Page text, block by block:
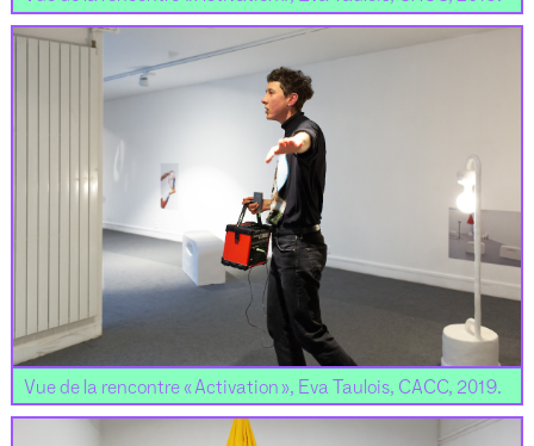
Vue de la rencontre « Activation », Eva Taulois, CACC, 2019.